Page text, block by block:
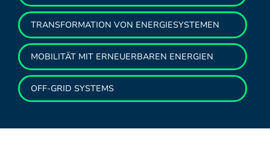
TRANSFORMATION VON ENERGIESYSTEMEN
MOBILITÄT MIT ERNEUERBAREN ENERGIEN
OFF-GRID SYSTEMS